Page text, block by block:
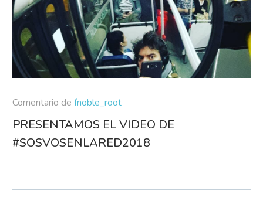
Comentario de fnoble_root
PRESENTAMOS EL VIDEO DE
#SOSVOSENLARED2018